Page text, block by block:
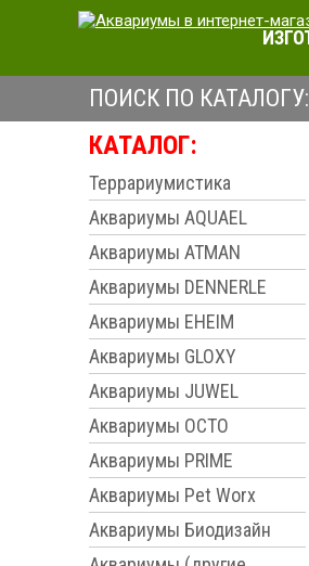
ПОИСК ПО КАТАЛОГУ:
КАТАЛОГ:
Террариумистика
Аквариумы AQUAEL
Аквариумы ATMAN
Аквариумы DENNERLE
Аквариумы EHEIM
Аквариумы GLOXY
Аквариумы JUWEL
Аквариумы OCTO
Аквариумы PRIME
Аквариумы Pet Worx
Аквариумы Биодизайн